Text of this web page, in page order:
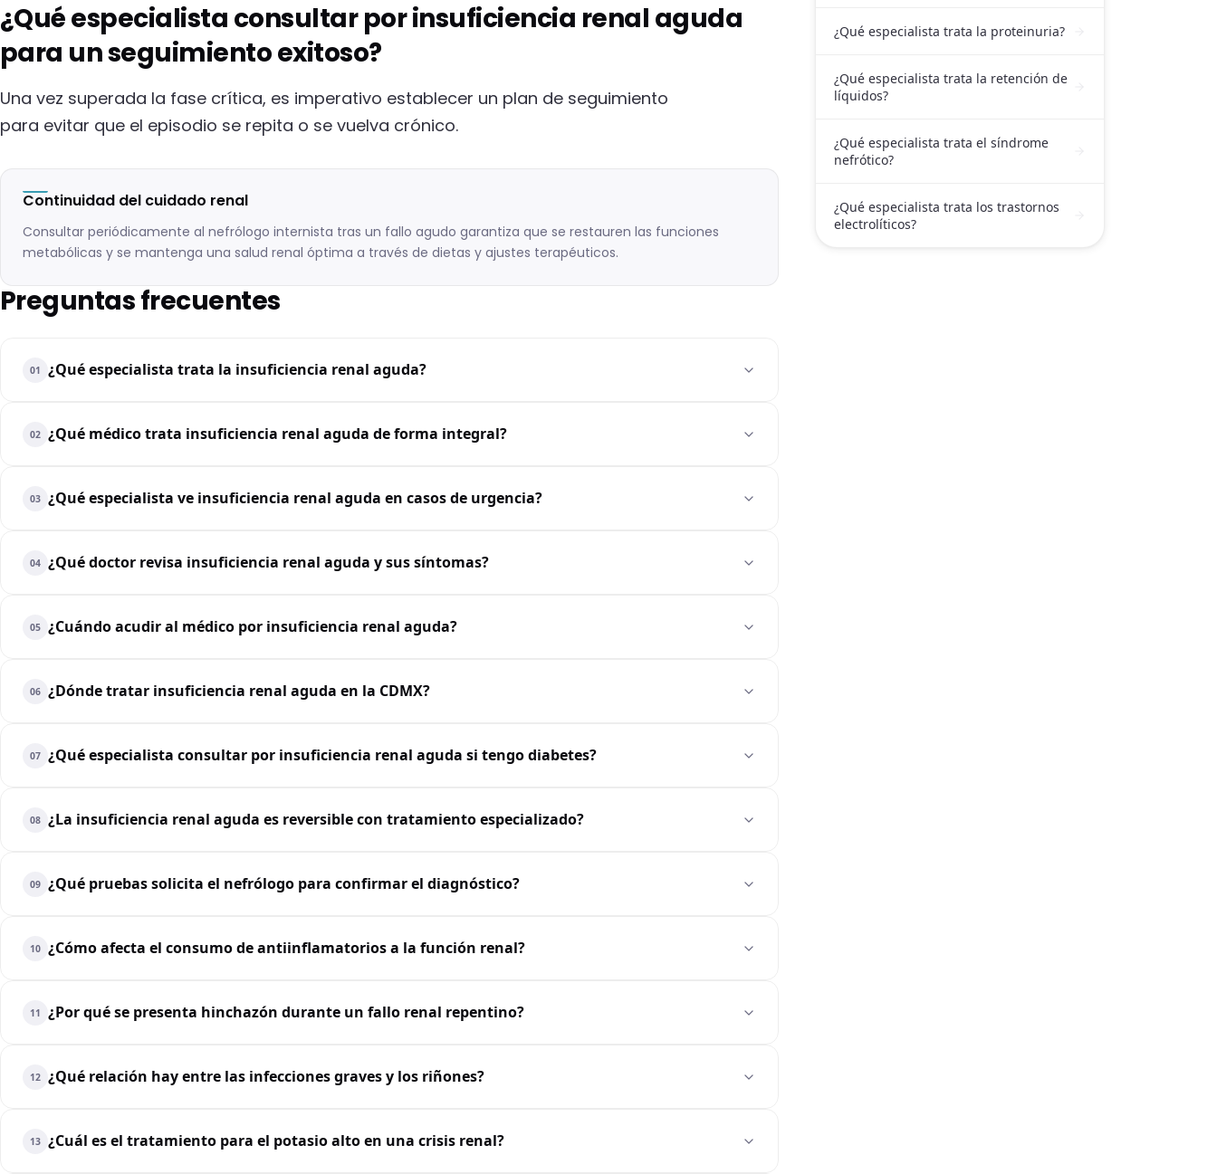
¿Qué especialista consultar por insuficiencia renal aguda
para un seguimiento exitoso?
Una vez superada la fase crítica, es imperativo establecer un plan de seguimiento
para evitar que el episodio se repita o se vuelva crónico.
Continuidad del cuidado renal
Consultar periódicamente al nefrólogo internista tras un fallo agudo garantiza que se restauren las funciones
metabólicas y se mantenga una salud renal óptima a través de dietas y ajustes terapéuticos.
Preguntas frecuentes
01 ¿Qué especialista trata la insuficiencia renal aguda?
02 ¿Qué médico trata insuficiencia renal aguda de forma integral?
03 ¿Qué especialista ve insuficiencia renal aguda en casos de urgencia?
04 ¿Qué doctor revisa insuficiencia renal aguda y sus síntomas?
05 ¿Cuándo acudir al médico por insuficiencia renal aguda?
06 ¿Dónde tratar insuficiencia renal aguda en la CDMX?
07 ¿Qué especialista consultar por insuficiencia renal aguda si tengo diabetes?
08 ¿La insuficiencia renal aguda es reversible con tratamiento especializado?
09 ¿Qué pruebas solicita el nefrólogo para confirmar el diagnóstico?
10 ¿Cómo afecta el consumo de antiinflamatorios a la función renal?
11 ¿Por qué se presenta hinchazón durante un fallo renal repentino?
12 ¿Qué relación hay entre las infecciones graves y los riñones?
13 ¿Cuál es el tratamiento para el potasio alto en una crisis renal?
¿Qué especialista trata la proteinuria?
¿Qué especialista trata la retención de
líquidos?
¿Qué especialista trata el síndrome
nefrótico?
¿Qué especialista trata los trastornos
electrolíticos?